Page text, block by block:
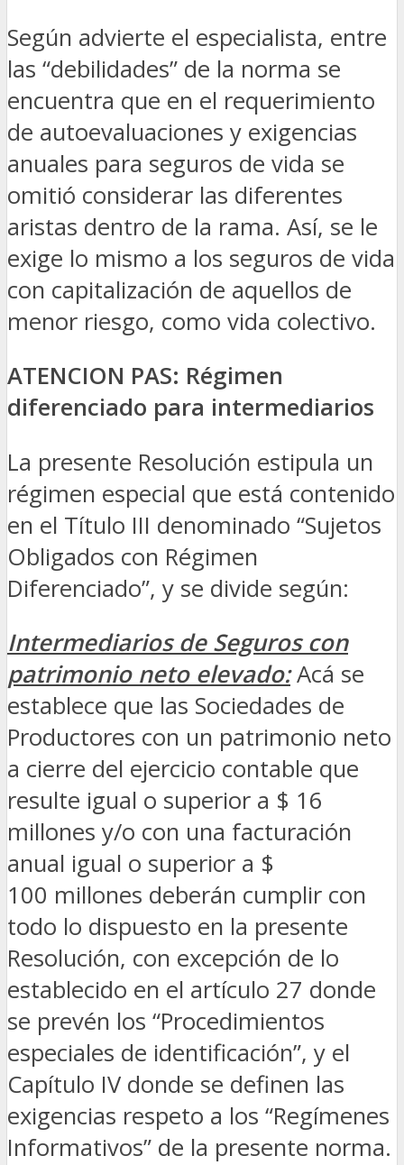
Según advierte el especialista, entre
las “debilidades” de la norma se
encuentra que en el requerimiento
de autoevaluaciones y exigencias
anuales para seguros de vida se
omitió considerar las diferentes
aristas dentro de la rama. Así, se le
exige lo mismo a los seguros de vida
con capitalización de aquellos de
menor riesgo, como vida colectivo.
ATENCION PAS: Régimen
diferenciado para intermediarios
La presente Resolución estipula un
régimen especial que está contenido
en el Título III denominado “Sujetos
Obligados con Régimen
Diferenciado”, y se divide según:
Intermediarios de Seguros con
patrimonio neto elevado:Acá se
establece que las Sociedades de
Productores con un patrimonio neto
a cierre del ejercicio contable que
resulte igual o superior a $ 16
millones y/o con una facturación
anual igual o superior a $
100 millones deberán cumplir con
todo lo dispuesto en la presente
Resolución, con excepción de lo
establecido en el artículo 27 donde
se prevén los “Procedimientos
especiales de identificación”, y el
Capítulo IV donde se definen las
exigencias respeto a los “Regímenes
Informativos” de la presente norma.